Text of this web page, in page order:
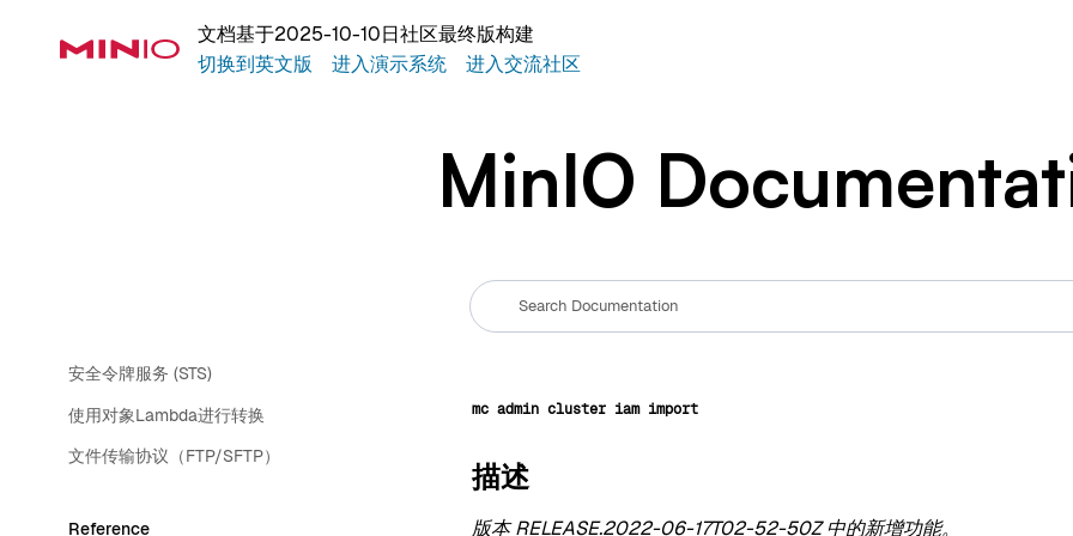
文档基于2025-10-10日社区最终版构建
切换到英文版
进入演示系统 进入交流社区
MinIO
身份与访问管理
安全令牌服务 (STS)
使用对象Lambda进行转换
文件传输协议（FTP/SFTP）
Reference
mc admin cluster iam import
描述
版本 RELEASE.2022-06-17T02-52-50Z 中的新增功能。